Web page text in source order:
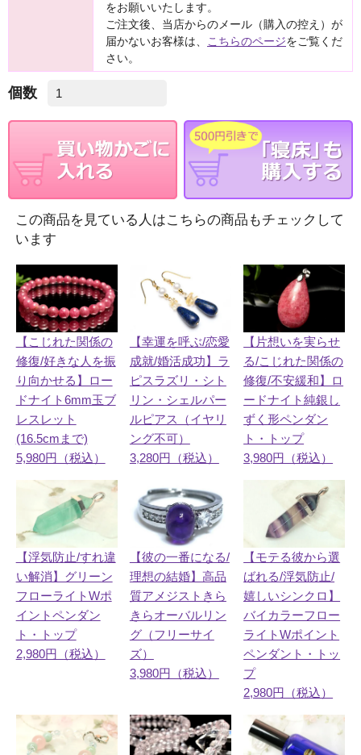
をお願いいたします。
ご注文後、当店からのメール（購入の控え）が
届かないお客様は、
こちらのページをご覧くだ
さい。
個数
この商品を見ている人はこちらの商品もチェックして
います
【こじれた関係の
修復/好きな人を振
り向かせる】ロー
ドナイト6mm玉ブ
レスレット
(16.5cmまで)
5,980円（税込）
【幸運を呼ぶ/恋愛
成就/婚活成功】ラ
ピスラズリ・シト
リン・シェルパー
ルピアス（イヤリ
ング不可）
3,280円（税込）
【片想いを実らせ
る/こじれた関係の
修復/不安緩和】ロ
ードナイト純銀し
ずく形ペンダン
ト・トップ
3,980円（税込）
【浮気防止/すれ違
い解消】グリーン
フローライトWポ
イントペンダン
ト・トップ
2,980円（税込）
【彼の一番になる/
理想の結婚】高品
質アメジストきら
きらオーバルリン
グ（フリーサイ
ズ）
3,980円（税込）
【モテる彼から選
ばれる/浮気防止/
嬉しいシンクロ】
バイカラーフロー
ライトWポイント
ペンダント・トッ
プ
2,980円（税込）